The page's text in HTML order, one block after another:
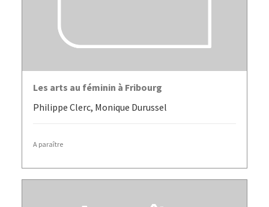
LIRE LA SUITE
Les arts au féminin à Fribourg
Philippe Clerc, Monique Durussel
A paraître